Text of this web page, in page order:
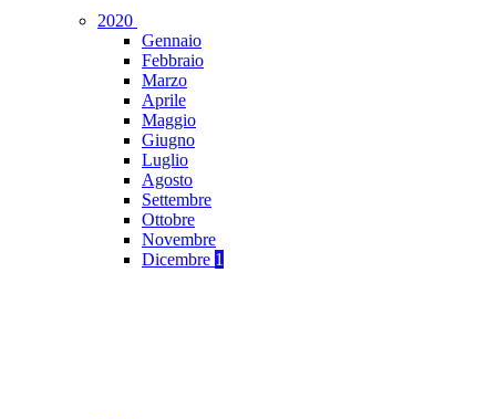
2020
Gennaio
Febbraio
Marzo
Aprile
Maggio
Giugno
Luglio
Agosto
Settembre
Ottobre
Novembre
Dicembre 1